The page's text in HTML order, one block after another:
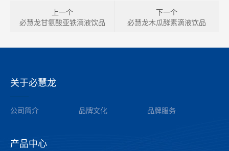
上一个
必慧龙甘氨酸亚铁滴液饮品
下一个
必慧龙木瓜酵素滴液饮品
关于必慧龙
公司简介
品牌文化 品牌服务
产品中心